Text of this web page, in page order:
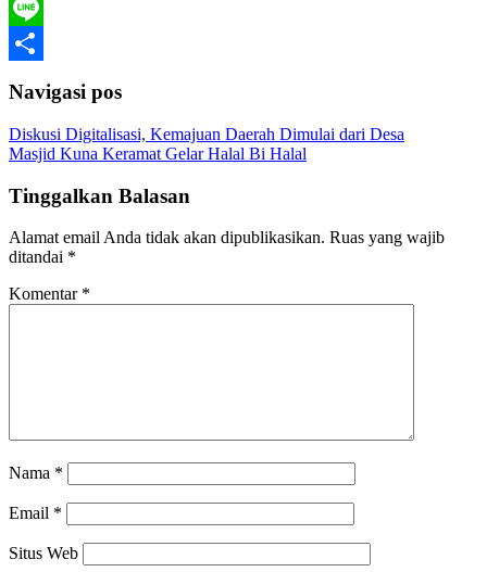
WhatsApp
Line
Navigasi pos
Diskusi Digitalisasi, Kemajuan Daerah Dimulai dari Desa
Masjid Kuna Keramat Gelar Halal Bi Halal
Tinggalkan Balasan
Alamat email Anda tidak akan dipublikasikan. Ruas yang wajib
ditandai *
Komentar *
Nama *
Email *
Situs Web